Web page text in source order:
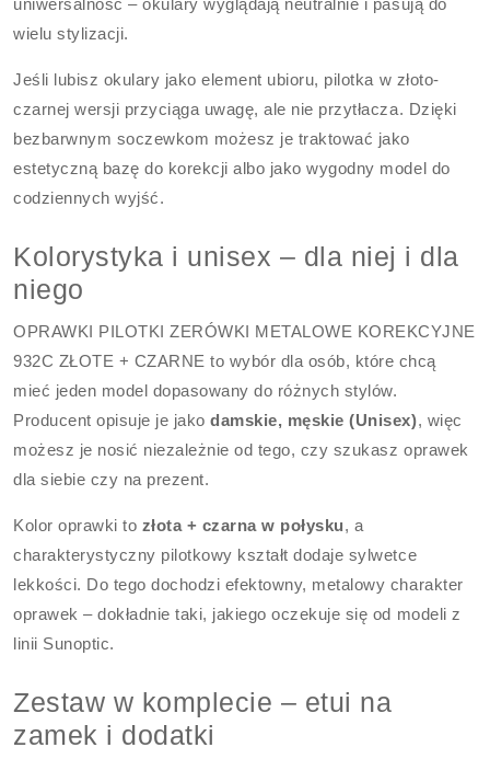
uniwersalność – okulary wyglądają neutralnie i pasują do
wielu stylizacji.
Jeśli lubisz okulary jako element ubioru, pilotka w złoto-
czarnej wersji przyciąga uwagę, ale nie przytłacza. Dzięki
bezbarwnym soczewkom możesz je traktować jako
estetyczną bazę do korekcji albo jako wygodny model do
codziennych wyjść.
Kolorystyka i unisex – dla niej i dla
niego
OPRAWKI PILOTKI ZERÓWKI METALOWE KOREKCYJNE
932C ZŁOTE + CZARNE to wybór dla osób, które chcą
mieć jeden model dopasowany do różnych stylów.
Producent opisuje je jakodamskie, męskie (Unisex), więc
możesz je nosić niezależnie od tego, czy szukasz oprawek
dla siebie czy na prezent.
Kolor oprawki to złota + czarna w połysku, a
charakterystyczny pilotkowy kształt dodaje sylwetce
lekkości. Do tego dochodzi efektowny, metalowy charakter
oprawek – dokładnie taki, jakiego oczekuje się od modeli z
linii Sunoptic.
Zestaw w komplecie – etui na
zamek i dodatki